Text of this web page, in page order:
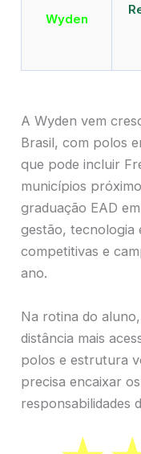
Wyden
A Wyden vem
Brasil, com polos
que pode incluir
municípios
graduação EAD
gestão, tecnologia
competitivas e
ano.
Na rotina do
distância mais
polos e estrutura
precisa encaixar
responsabilidades